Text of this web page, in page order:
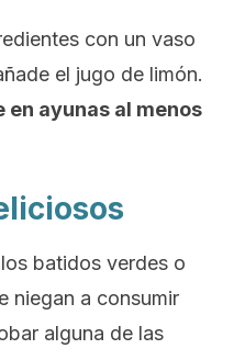
con un vaso
el jugo de limón.
ayunas al menos
batidos verdes o
niegan a consumir
alguna de las